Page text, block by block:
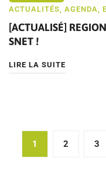
ACTUALITÉS AGENDA
[ACTUALISÉ]
SNET !
LIRE LA SUITE
Pagination
1 2 3